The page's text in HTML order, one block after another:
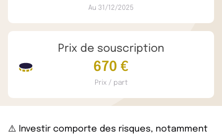
Au 31/12/2025
Prix de souscription
670 €
Prix / part
⚠️ Investir comporte des risques, notamment